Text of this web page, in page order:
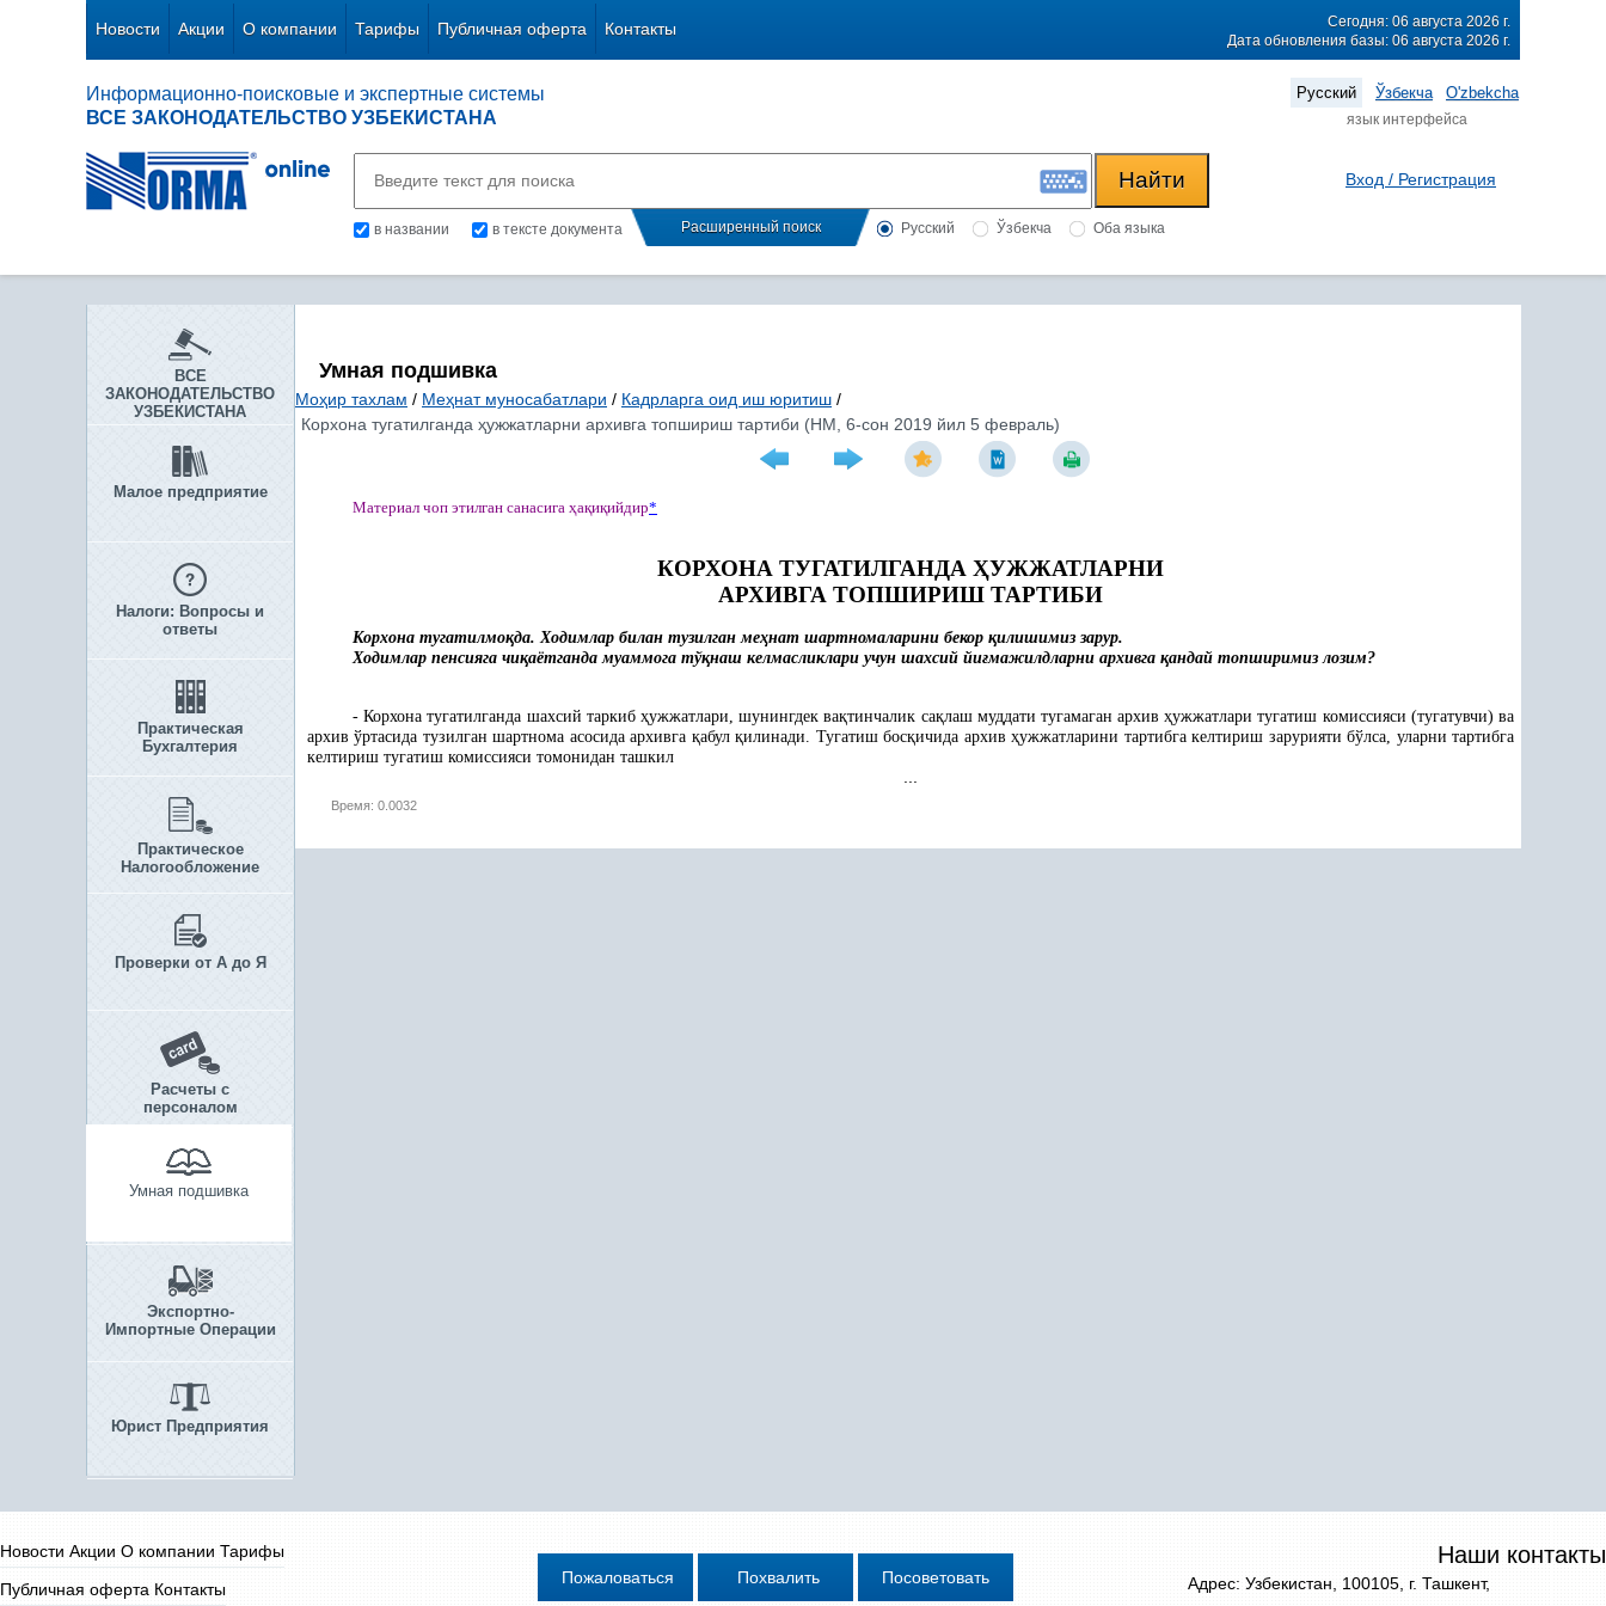
Новости Акции О компании Тарифы Публичная оферта Контакты
Сегодня: 06 августа 2026 г.
Дата обновления базы: 06 августа 2026 г.
Информационно-поисковые и экспертные системы
ВСЕ ЗАКОНОДАТЕЛЬСТВО УЗБЕКИСТАНА
Русский Ўзбекча O'zbekcha
язык интерфейса
в названии в тексте документа Расширенный поиск Русский Ўзбекча Оба языка
Вход / Регистрация
ВСЕ
ЗАКОНОДАТЕЛЬСТВО
УЗБЕКИСТАНА
Малое предприятие
Налоги: Вопросы и
ответы
Практическая
Бухгалтерия
Практическое
Налогообложение
Проверки от А до Я
Расчеты с
персоналом
Умная подшивка
Экспортно-
Импортные Операции
Юрист Предприятия
Умная подшивка
Моҳир тахлам / Меҳнат муносабатлари / Кадрларга оид иш юритиш /
Корхона тугатилганда ҳужжатларни архивга топшириш тартиби (НМ, 6-сон 2019 йил 5 февраль)
Материал чоп этилган санасига ҳақиқийдир*
КОРХОНА ТУГАТИЛГАНДА ҲУЖЖАТЛАРНИ
АРХИВГА ТОПШИРИШ ТАРТИБИ
Корхона тугатилмоқда. Ходимлар билан тузилган меҳнат шартномаларини бекор қилишимиз зарур.
Ходимлар пенсияга чиқаётганда муаммога тўқнаш келмасликлари учун шахсий йиғмажилдларни архивга қандай топширимиз лозим?
- Корхона тугатилганда шахсий таркиб ҳужжатлари, шунингдек вақтинчалик сақлаш муддати тугамаган архивҳужжатлари тугатиш комиссияси (тугатувчи) ва
архив ўртасида тузилган шартнома асосида архивга қабулқилинади. Тугатиш босқичида архивҳужжатларини тартибга келтириш зарурияти бўлса, уларни тартибга
келтириш тугатиш комиссияси томонидан ташкил
Время: 0.0032
Новости Акции О компании Тарифы
Публичная оферта Контакты
Наши контакты
Адрес: Узбекистан, 100105, г. Ташкент,